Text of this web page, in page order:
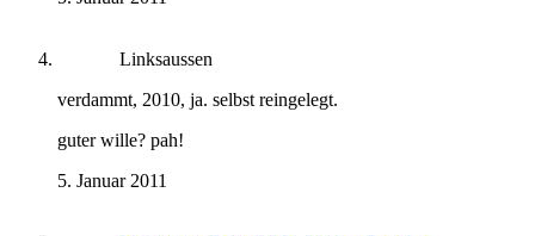
Linksaussen
verdammt, 2010, ja. selbst reingelegt.
guter wille? pah!
5. Januar 2011